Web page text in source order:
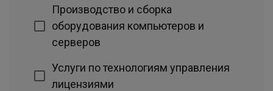
Производство и сборка
оборудования компьютеров и
серверов
Услуги по технологиям управления
лицензиями